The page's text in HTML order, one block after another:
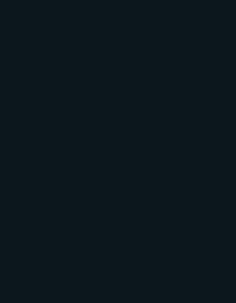
ausgeschlossen, sofern der
verursacht wurde,
vorliegt. Die beispielhafte
Zusammenstoß, Anfahrung,
Im Übrigen handelt es
Festfahrung im weiten Sinne.
isoliert betrachtet – reine
oder aber das Festmachen
Fahrt nicht mehr zur
SchiffObG Nürnberg ZfBinSch
das schadensursächlich
zu bewerten (im Anschluss
vgl. dazu auch die Anm. von
inwieweit der – gemäß Art. 25
vertragliche Haftungsausschluss